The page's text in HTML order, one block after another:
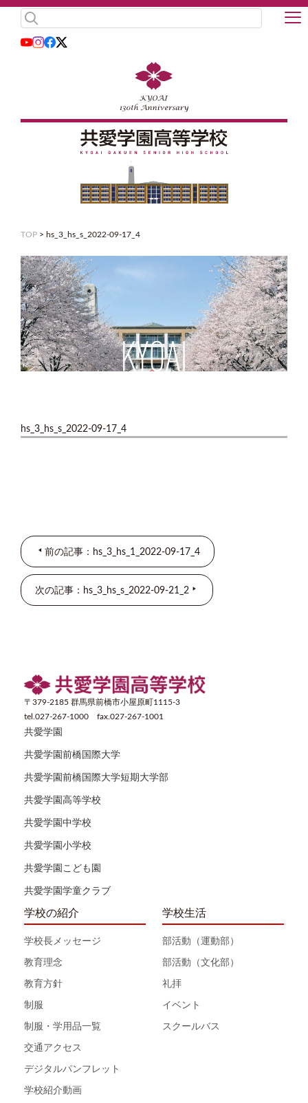
TOP > hs_3_hs_s_2022-09-17_4
hs_3_hs_s_2022-09-17_4
前の記事：hs_3_hs_1_2022-09-17_4
次の記事：hs_3_hs_s_2022-09-21_2
〒379-2185 群馬県前橋市小屋原町1115-3
tel.027-267-1000 fax.027-267-1001
共愛学園
共愛学園前橋国際大学
共愛学園前橋国際大学短期大学部
共愛学園高等学校
共愛学園中学校
共愛学園小学校
共愛学園こども園
共愛学園学童クラブ
学校の紹介
学校長メッセージ
教育理念
教育方針
制服
制服・学用品一覧
交通アクセス
デジタルパンフレット
学校紹介動画
学校生活
部活動（運動部）
部活動（文化部）
礼拝
イベント
スクールバス